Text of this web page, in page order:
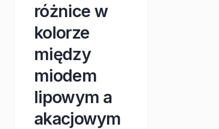
różnice w
kolorze
między
miodem
lipowym a
akacjowym